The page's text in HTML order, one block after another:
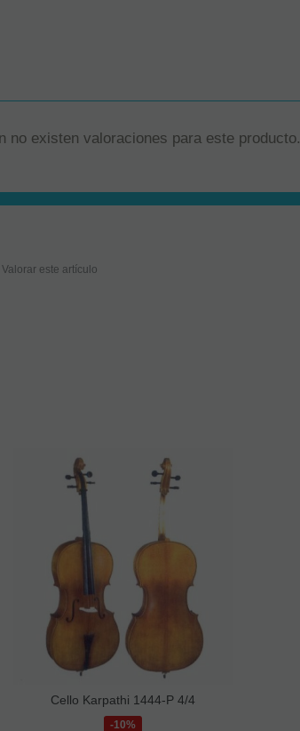
no existen valoraciones para este producto.
Valorar este artículo
Cello Karpathi 1444-P 4/4
10%